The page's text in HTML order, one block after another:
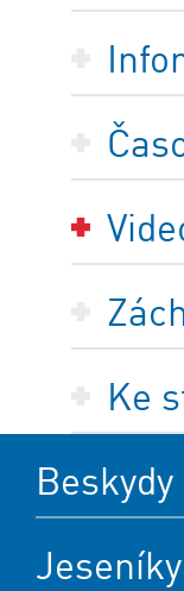
Ke
Beskydy
Jeseníky